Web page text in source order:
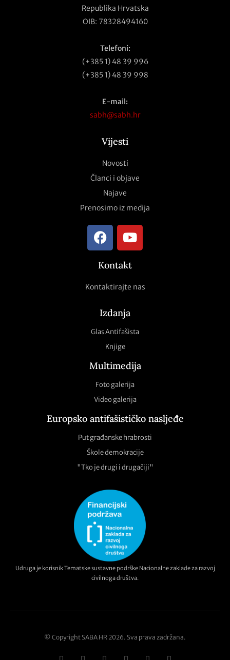
Republika Hrvatska
OIB: 78328494160
Telefoni:
(+385 1) 48 39 996
(+385 1) 48 39 998
E-mail:
sabh@sabh.hr
Vijesti
Novosti
Članci i objave
Najave
Prenosimo iz medija
Kontakt
Kontaktirajte nas
Izdanja
Glas Antifašista
Knjige
Multimedija
Foto galerija
Video galerija
Europsko antifašističko nasljeđe
Put građanske hrabrosti
Škole demokracije
"Tko je drugi i drugačiji"
Udruga je korisnik Tematske sustavne podrške Nacionalne zaklade za razvoj
civilnoga društva.
© Copyright SABA HR 2026. Sva prava zadržana.